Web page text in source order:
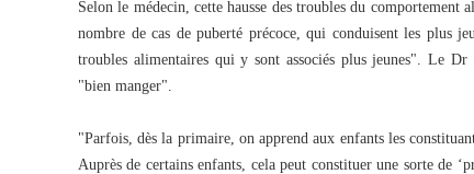
Selon le médecin, cette hausse des troubles du
nombre de cas de puberté précoce, qui conduisent les plus
troubles alimentaires qui y sont associés plus jeunes". Le
"bien manger".
"Parfois, dès la primaire, on apprend aux enfants les
Auprès de certains enfants, cela peut constituer une sorte de